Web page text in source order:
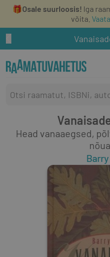
🎁Osale suurloosis! Iga
võita.
Head vanaaegsed,